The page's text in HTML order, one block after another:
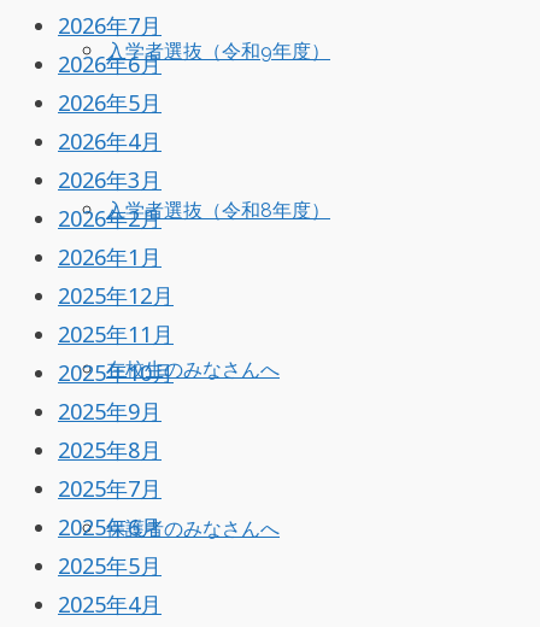
入学者選抜（令和9年度）
入学者選抜（令和8年度）
在校生のみなさんへ
保護者のみなさんへ
2026年7月
2026年6月
2026年5月
2026年4月
2026年3月
2026年2月
2026年1月
2025年12月
2025年11月
2025年10月
2025年9月
2025年8月
2025年7月
2025年6月
2025年5月
2025年4月